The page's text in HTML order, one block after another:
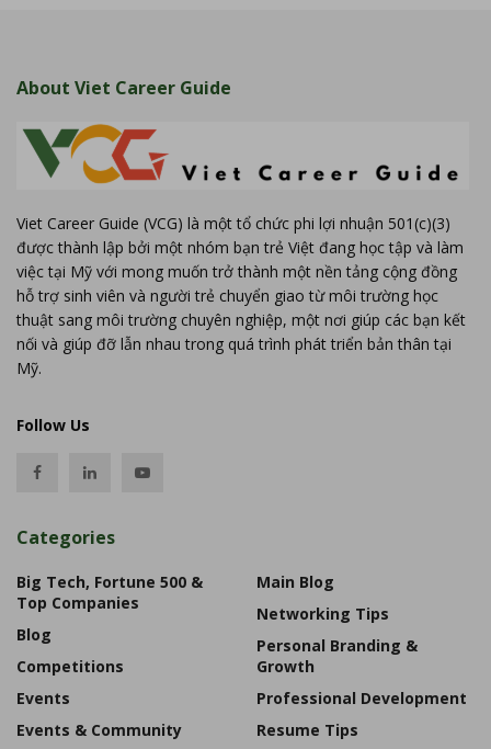
About Viet Career Guide
Viet Career Guide (VCG) là một tổ chức phi lợi nhuận 501(c)(3)
được thành lập bởi một nhóm bạn trẻ Việt đang học tập và làm
việc tại Mỹ với mong muốn trở thành một nền tảng cộng đồng
hỗ trợ sinh viên và người trẻ chuyển giao từ môi trường học
thuật sang môi trường chuyên nghiệp, một nơi giúp các bạn kết
nối và giúp đỡ lẫn nhau trong quá trình phát triển bản thân tại
Mỹ.
Follow Us
Categories
Big Tech, Fortune 500 &
Top Companies
Blog
Competitions
Events
Events & Community
Main Blog
Networking Tips
Personal Branding &
Growth
Professional Development
Resume Tips